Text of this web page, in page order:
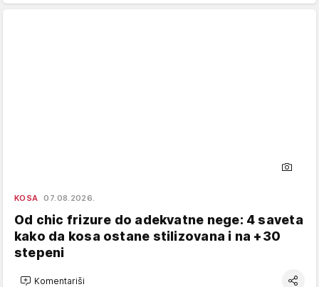
KOSA 07.08.2026.
Od chic frizure do adekvatne nege: 4 saveta
kako da kosa ostane stilizovana i na +30
stepeni
Komentariši